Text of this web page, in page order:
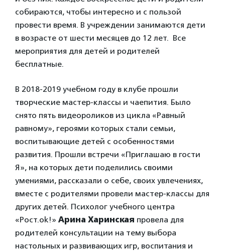
собираются, чтобы интересно и с пользой
провести время. В учреждении занимаются дети
в возрасте от шести месяцев до 12 лет. Все
мероприятия для детей и родителей
бесплатные.
В 2018-2019 учебном году в клубе прошли
творческие мастер-классы и чаепития. Было
снято пять видеороликов из цикла «Равный
равному», героями которых стали семьи,
воспитывающие детей с особенностями
развития. Прошли встречи «Приглашаю в гости
Я», на которых дети поделились своими
умениями, рассказали о себе, своих увлечениях,
вместе с родителями провели мастер-классы для
других детей. Психолог учебного центра
«Рост.ok!» Арина Харинская провела для
родителей консультации на тему выбора
настольных и развивающих игр, воспитания и